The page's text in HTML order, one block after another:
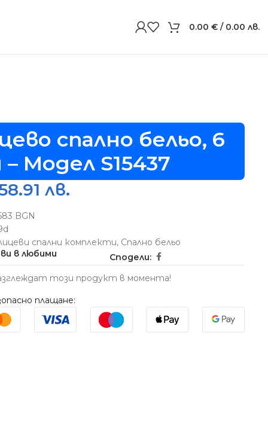
0.00 € / 0.00 лв.
спално бельо, 6
Модел S15437
лв.
BGN
спални комплекти, Спално бельо
в любими
Сподели:
този продукт в момента!
плащане: